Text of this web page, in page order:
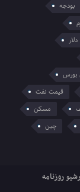
بودجه
دلار
قیمت نفت
مسکن
چین
روزنامه